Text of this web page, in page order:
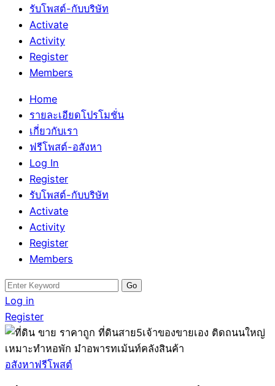
รับโพสต์-กับบริษัท
Activate
Activity
Register
Members
Home
รายละเอียดโปรโมชั่น
เกี่ยวกับเรา
ฟรีโพสต์-อสังหา
Log In
Register
รับโพสต์-กับบริษัท
Activate
Activity
Register
Members
Search
for:
Log in
Register
อสังหาฟรีโพสต์